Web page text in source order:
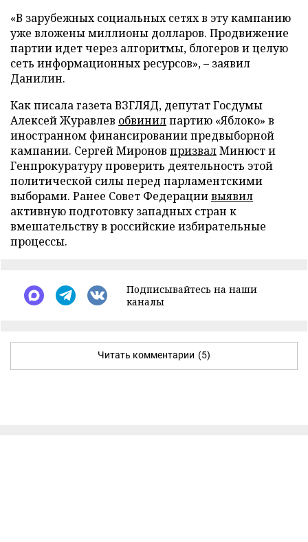
«В зарубежных социальных сетях в эту кампанию
уже вложены миллионы долларов. Продвижение
партии идет через алгоритмы, блогеров и целую
сеть информационных ресурсов», – заявил
Данилин.
Как писала газета ВЗГЛЯД, депутат Госдумы
Алексей Журавлев обвинилпартию «Яблоко» в
иностранном финансировании предвыборной
кампании. Сергей Миронов призвалМинюст и
Генпрокуратуру проверить деятельность этой
политической силы перед парламентскими
выборами. Ранее Совет Федерациивыявил
активную подготовку западных стран к
вмешательству в российские избирательные
процессы.
Подписывайтесь на наши
каналы
Читать комментарии (5)